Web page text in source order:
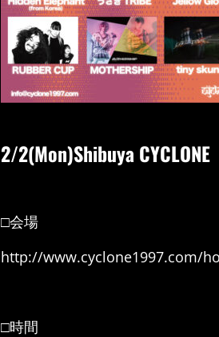
2/2(Mon)Shibuya CYCLONE
□会場
http://www.cyclone1997.com/
□時間